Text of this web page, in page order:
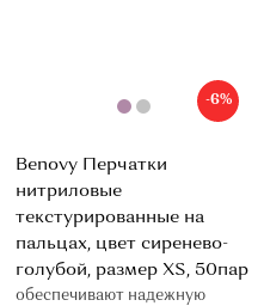
-6%
Benovy Перчатки
нитриловые
текстурированные на
пальцах, цвет сиренево-
голубой, размер XS, 50пар
обеспечивают надежную